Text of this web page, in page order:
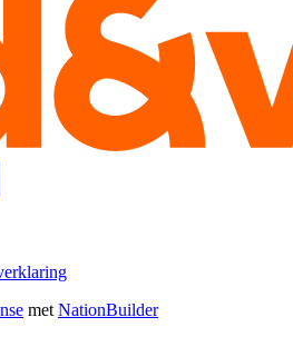
metNationBuilder